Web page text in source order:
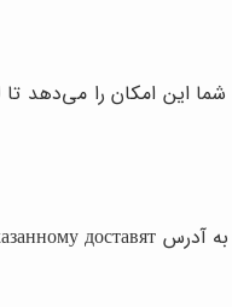
این امکان را می‌دهد تا